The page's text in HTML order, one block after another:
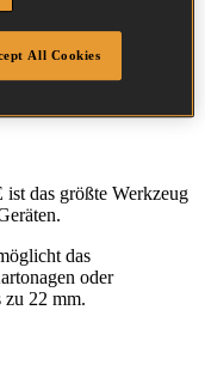
das größte Werkzeug
das
oder
zu 22 mm.
All Cookies